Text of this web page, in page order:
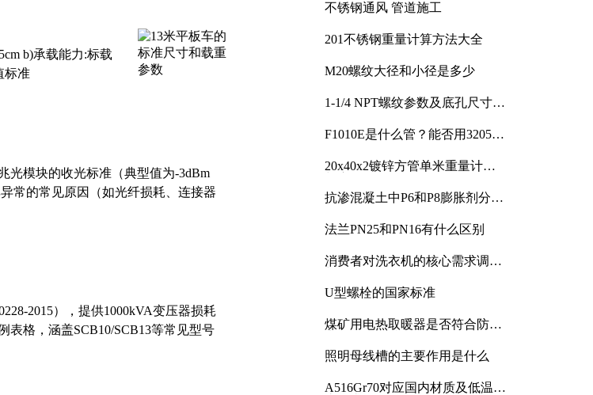
b)承载能力:标载
标准
光模块的收光标准（典型值为-3dBm
常的常见原因（如光纤损耗、连接器
2015），提供1000kVA变压器损耗
格，涵盖SCB10/SCB13等常见型号
不锈钢通风 管道施工
201不锈钢重量计算方法大全
M20螺纹大径和小径是多少
1-1/4 NPT螺纹参数及底孔尺寸详
F1010E是什么管？能否用3205或
20x40x2镀锌方管单米重量计算
抗渗混凝土中P6和P8膨胀剂分别
法兰PN25和PN16有什么区别
消费者对洗衣机的核心需求调研
U型螺栓的国家标准
煤矿用电热取暖器是否符合防爆
照明母线槽的主要作用是什么
A516Gr70对应国内材质及低温冲